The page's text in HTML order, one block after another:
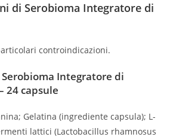
di Serobioma Integratore di
controindicazioni.
Integratore di
24 capsule
Gelatina (ingrediente capsula); L-
lattici (Lactobacillus rhamnosus